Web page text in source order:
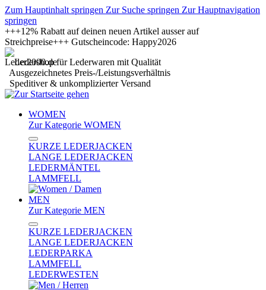
Zum Hauptinhalt springen Zur Suche springen Zur Hauptnavigation
springen
+++12% Rabatt auf deinen neuen Artikel ausser auf
Streichpreise+++ Gutscheincode: Happy2026
Ledershop für Lederwaren mit Qualität
Ausgezeichnetes Preis-/Leistungsverhältnis
Speditiver & unkomplizierter Versand
WOMEN
Zur Kategorie WOMEN
KURZE LEDERJACKEN
LANGE LEDERJACKEN
LEDERMÄNTEL
LAMMFELL
MEN
Zur Kategorie MEN
KURZE LEDERJACKEN
LANGE LEDERJACKEN
LEDERPARKA
LAMMFELL
LEDERWESTEN